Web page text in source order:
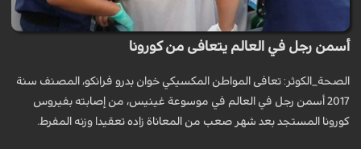
أسمن رجل في العالم يتعافى من كورونا
الصحة_الكوثر: تعافى المواطن المكسيكي خوان بدرو فرانكو، المصنف سنة
2017 أسمن رجل في العالم في موسوعة غينيس، من إصابته بفيروس
كورونا المستجد بعد شهر صعب من المعاناة زاده تعقيدا وزنه المفرط.